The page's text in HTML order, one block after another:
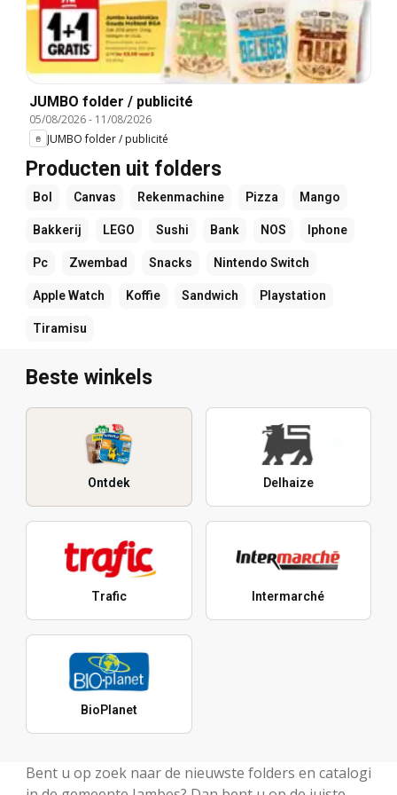
JUMBO folder / publicité
05/08/2026- 11/08/2026
JUMBO folder / publicité
Producten uit folders
Bol Canvas Rekenmachine Pizza Mango
Bakkerij LEGO Sushi Bank NOS Iphone
Pc Zwembad Snacks Nintendo Switch
Apple Watch Koffie Sandwich Playstation
Tiramisu
Beste winkels
Ontdek Delhaize
Trafic Intermarché
BioPlanet
Bent u op zoek naar de nieuwste folders en catalogi